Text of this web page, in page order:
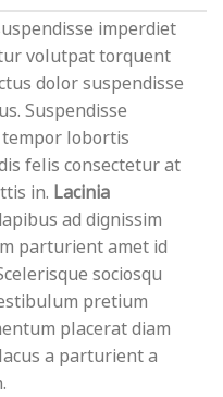
imperdiet
volutpat torquent
dolor suspendisse
Suspendisse
tempor lobortis
felis consectetur at
in. Lacinia
ad dignissim
parturient amet id
sociosqu
pretium
placerat diam
a parturient a